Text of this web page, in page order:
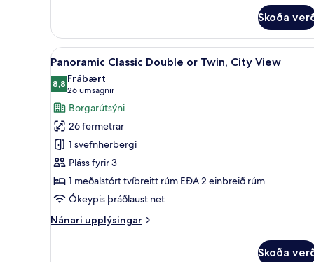
Classic
Single,
City
View
Skoða
Skoða
allar
myndir
fyrir
Panoramic
Classic
Double
or
Twin,
City
View
Panoramic Classic Double
13
Panoramic Classic Double or Twin, City View
8,88,8 af 10
Frábært
26 umsagnir
(26
umsagnir)
Borgarútsýni
26 fermetrar
1 svefnherbergi
Pláss fyrir 3
1 meðalstórt tvíbreitt rúm EÐA 2 einbreið rúm
Ókeypis þráðlaust net
Nánari upplýsingar
Nánari
Skoða